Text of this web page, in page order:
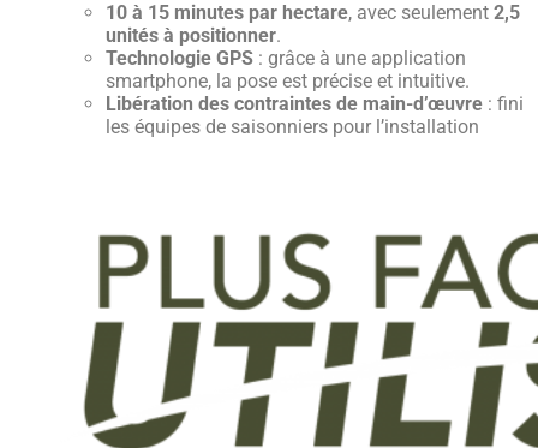
10 à 15 minutes par hectare, avec seulement 2,5
unités à positionner.
Technologie GPS : grâce à une application
smartphone, la pose est précise et intuitive.
Libération des contraintes de main-d’œuvre : fini
les équipes de saisonniers pour l’installation